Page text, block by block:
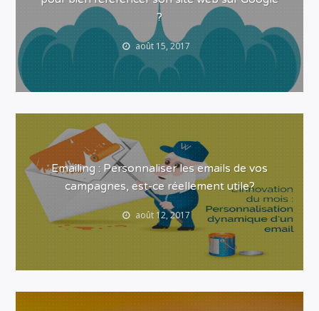
?
août 15, 2017
Emailing : Personnaliser les emails de vos
campagnes, est-ce réellement utile?
août 12, 2017